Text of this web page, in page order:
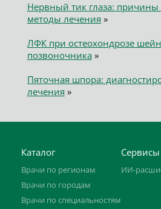
Нервный тик глаза:
методы лечения »
ЛФК при остеохондрозе
позвоночника»
Пяточная шпора:
лечения »
Каталог
Врачи по регионам
Врачи по городам
Врачи по специальностям
Сервисы
ИИ-